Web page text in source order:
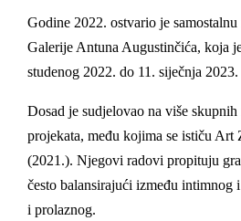
Godine 2022. ostvario je
Galerije Antuna Augustinčića, koja
studenog 2022. do 11. siječnja 2023.
Dosad je sudjelovao na više
projekata, među kojima se ističu Art
(2021.). Njegovi radovi propituju
često balansirajući između intimnog
i prolaznog.